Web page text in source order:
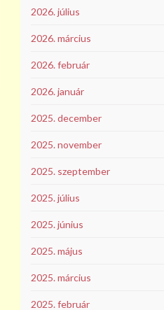
2026. július
2026. március
2026. február
2026. január
2025. december
2025. november
2025. szeptember
2025. július
2025. június
2025. május
2025. március
2025. február